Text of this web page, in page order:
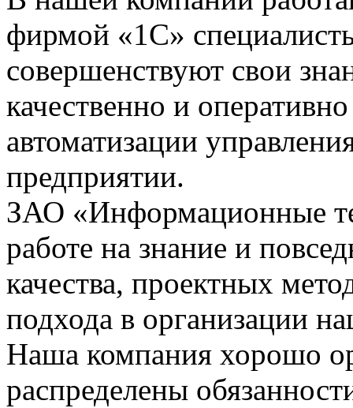
фирмой «1С»
совершенствуют свои
качественно и
автоматизации
предприятии.
ЗАО «Информационные
работе на знание и
качества, проектных
подхода в организации
Наша компания хорошо
распределены